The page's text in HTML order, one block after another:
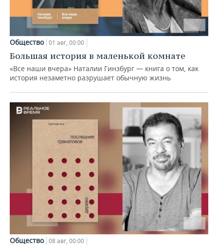
Общество 01 авг, 00:00
Большая история в маленькой комнате
«Все наши вчера» Наталии Гинзбург — книга о том, как
история незаметно разрушает обычную жизнь
Общество 08 авг, 00:00